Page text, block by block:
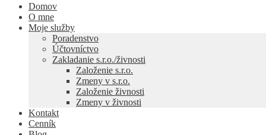
Domov
O mne
Moje služby
Poradenstvo
Účtovníctvo
Zakladanie s.r.o./živnosti
Založenie s.r.o.
Zmeny v s.r.o.
Založenie živnosti
Zmeny v živnosti
Kontakt
Cenník